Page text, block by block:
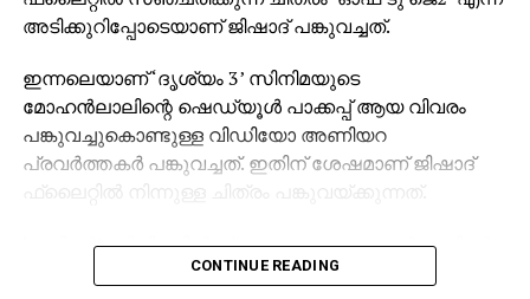
ഗുണകരമാണ്. വിറ്റാമിന്‍ കെ, ഫോളേറ്റ്, പൊട്ടാസ്യം,
ആന്റിഓക്സിഡന്റുകള്‍ എന്നിവ ധാരാളമായി അടങ്ങിയ
ഇവ രക്തം കട്ടപിടിക്കുന്നത് തടയുകയും
രക്തക്കുഴലുകളുടെ പ്രവര്‍ത്തനം മെച്ചപ്പെടുത്തുകയും
രക്തസമ്മര്‍ദം നിയന്ത്രിക്കാനും സഹായിക്കുന്നു.
ആഹാരക്രമത്തില്‍ വലിയ മാറ്റങ്ങള്‍
ഉപദേശം തേടണമെന്ന് വിദഗ്ധര്‍ മുന്നറിയിപ്പ്
അടിക്കുറിപ്പോടെയാണ് ജിഷാദ് പങ്കുവച്ചത്.
ഇന്നലെയാണ് ‘ദൃശ്യം 3’ സിനിമയുടെ
മോഹന്‍ലാലിന്റെ ഷെഡ്യൂള്‍ പാക്കപ്പ് ആയ വിവരം
പങ്കുവച്ചുകൊണ്ടുള്ള വിഡിയോ അണിയറ
പ്രവര്‍ത്തകര്‍ പങ്കുവച്ചത്. ഇതിന് ശേഷമാണ് ജിഷാദ്
ഫ്‌ലൈറ്റില്‍ നിന്നുള്ള ചിത്രം പങ്കുവയ്ക്കുന്നത്.
‘ജയിലര്‍’ സിനിമയില്‍ ശ്രദ്ധേയമായ മോഹന്‍ലാലിന്റെ
കോസ്റ്റ്യൂം ഡിസൈന്‍ ചെയ്തത് ജിഷാദ് ഷംസുദ്ദീന്‍
CONTINUE READING